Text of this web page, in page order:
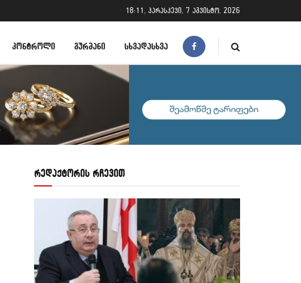
18:11, პარასკევი, 7 აგვისტო, 2026
ᲙᲝᲜᲢᲠᲝᲚᲘ ᲒᲣᲠᲛᲐᲜᲘ ᲡᲮᲕᲐᲓᲐᲡᲮᲕᲐ
რედაქტორის რჩევით